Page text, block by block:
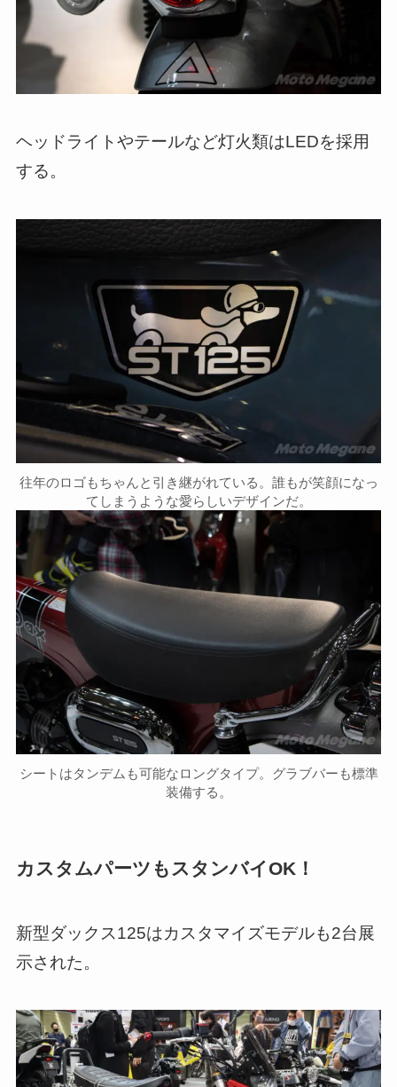
ヘッドライトやテールなど灯火類はLEDを採用
する。
往年のロゴもちゃんと引き継がれている。誰もが笑顔になっ
てしまうような愛らしいデザインだ。
シートはタンデムも可能なロングタイプ。グラブバーも標準
装備する。
カスタムパーツもスタンバイOK！
新型ダックス125はカスタマイズモデルも2台展
示された。